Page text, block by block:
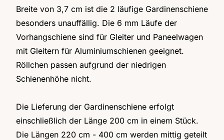
Breite von 3,7 cm ist die 2 läufige Gardinenschiene
besonders unauffällig. Die 6 mm Läufe der
Vorhangschiene sind für Gleiter und Paneelwagen
mit Gleitern für Aluminiumschienen geeignet.
Röllchen passen aufgrund der niedrigen
Schienenhöhe nicht.
Die Lieferung der Gardinenschiene erfolgt
einschließlich der Länge 200 cm in einem Stück.
Die Längen 220 cm - 400 cm werden mittig geteilt